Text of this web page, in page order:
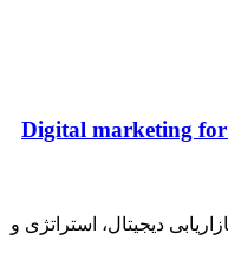
آموزش دیجیتال مارکتینگ: کتاب Digital marketing for